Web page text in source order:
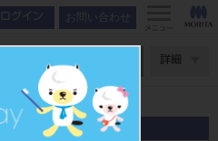
ログイン お問い合わせ
メニュー
詳細
ド AN A2 ML／14L